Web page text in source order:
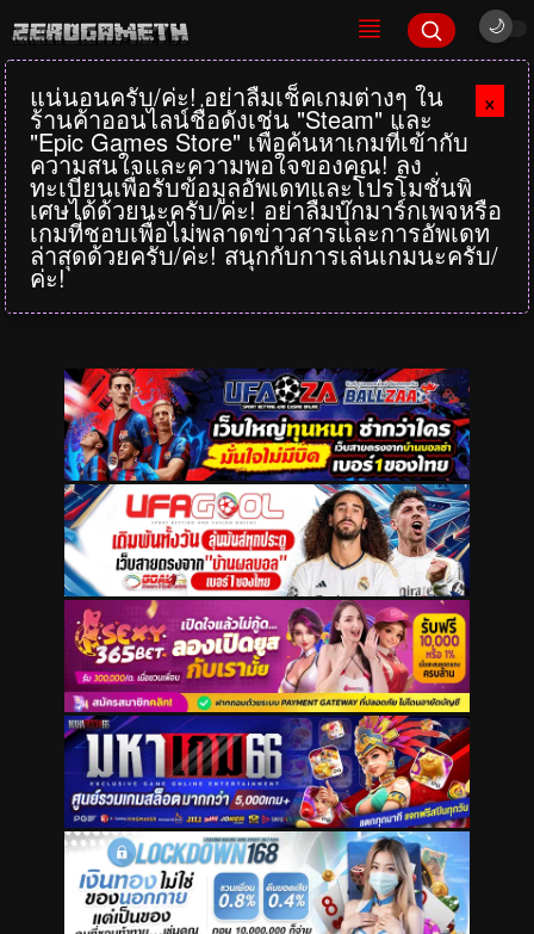
×
แน่นอนครับ/ค่ะ! อย่าลืมเช็คเกมต่างๆ ใน
ร้านค้าออนไลน์ชื่อดังเช่น "Steam" และ
"Epic Games Store" เพื่อค้นหาเกมที่เข้ากับ
ความสนใจและความพอใจของคุณ! ลง
ทะเบียนเพื่อรับข้อมูลอัพเดทและโปรโมชั่นพิ
เศษได้ด้วยนะครับ/ค่ะ! อย่าลืมบุ๊กมาร์กเพจหรือ
เกมที่ชอบเพื่อไม่พลาดข่าวสารและการอัพเดท
ล่าสุดด้วยครับ/ค่ะ! สนุกกับการเล่นเกมนะครับ/
ค่ะ!